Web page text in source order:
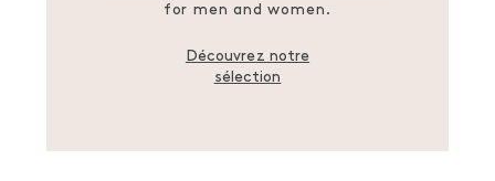
for men and women.
Découvrez notre
sélection